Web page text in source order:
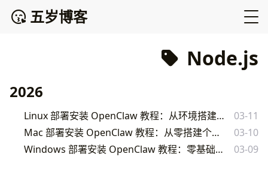
五岁博客
Node.js
2026
Linux 部署安装 OpenClaw 教程：从环境搭建到生产运行的完整指南
03-11
Mac 部署安装 OpenClaw 教程：从零搭建个人 AI 助手完整指南
03-10
Windows 部署安装 OpenClaw 教程：零基础小白也能搞定的完整指南
03-09